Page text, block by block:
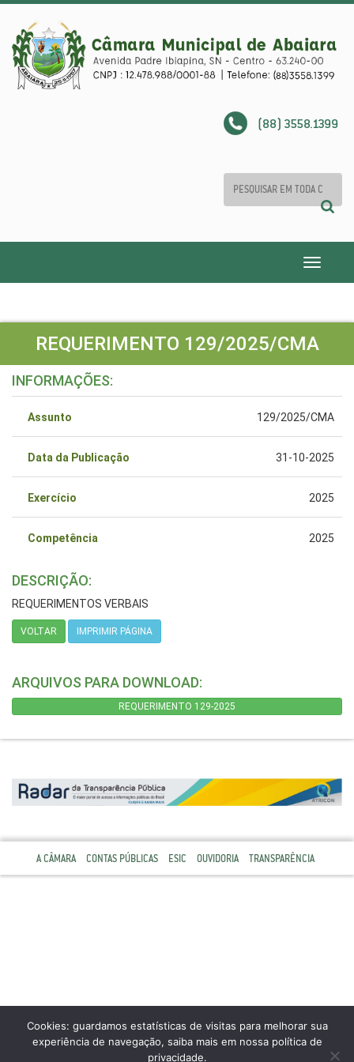
(88) 3558.1399
Toggle
REQUERIMENTO 129/2025/CMA
INFORMAÇÕES:
Assunto 129/2025/CMA
Data da Publicação 31-10-2025
Exercício 2025
Competência 2025
DESCRIÇÃO:
REQUERIMENTOS VERBAIS
VOLTAR IMPRIMIR PÁGINA
ARQUIVOS PARA DOWNLOAD:
REQUERIMENTO 129-2025
A CÂMARA CONTAS PÚBLICAS ESIC OUVIDORIA TRANSPARÊNCIA
Cookies: guardamos estatísticas de visitas para melhorar sua
experiência de navegação, saiba mais em nossa política de
privacidade.